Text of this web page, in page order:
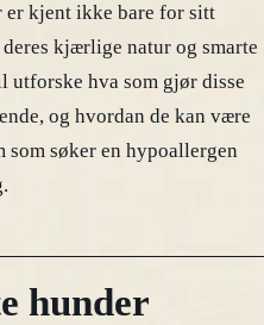
er kjent ikke bare for sitt
kjærlige natur og smarte
utforske hva som gjør disse
og hvordan de kan være
som søker en hypoallergen
hunder